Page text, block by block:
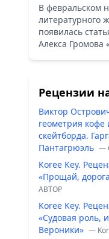
В февральском
литературного
появилась
Алекса Громова
Рецензии
Виктор
геометрия
скейтборда.
Пантагрюэль —
Koree Key.
«Прощай,
ABTOP
Koree Key.
«Судовая роль,
Вероники» —